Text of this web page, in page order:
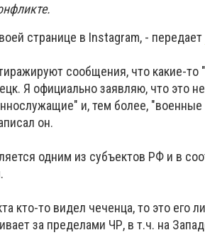
странице в Instagram, - передает
сообщения, что какие-то
Я официально заявляю, что это
и, тем более,
он.
одним из субъектов РФ и в
кто-то видел чеченца, то это его
за пределами ЧР, в т.ч. на